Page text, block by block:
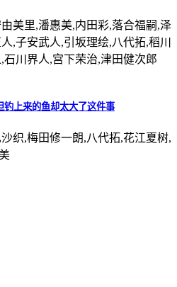
美里,潘惠美,内田彩,落合福嗣,泽
,子安武人,引坂理绘,八代拓,稻川
石川界人,宫下荣治,津田健次郎
钓上来的鱼却太大了这件事
织,梅田修一朗,八代拓,花江夏树,